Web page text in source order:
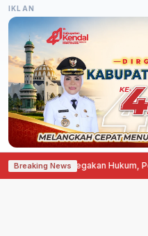
IKLAN
Breaking News
Lemahnya Penegakan Hukum,